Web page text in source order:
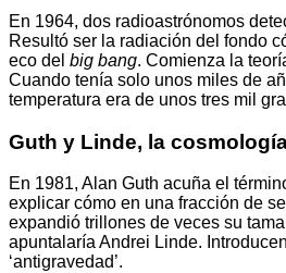
En 1964, dos radioastrónomos
Resultó ser la radiación del fondo
eco del big bang. Comienza la
Cuando tenía solo unos miles de
temperatura era de unos tres mil
Guth y Linde, la
En 1981, Alan Guth acuña el
explicar cómo en una fracción de
expandió trillones de veces su
apuntalaría Andrei Linde.
‘antigravedad’.